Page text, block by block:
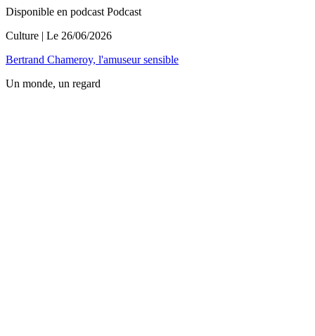
Disponible en podcast Podcast
Culture | Le 26/06/2026
Bertrand Chameroy, l'amuseur sensible
Un monde, un regard